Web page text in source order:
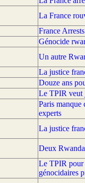
La France
France
Génocide
Un autre
La justice
Douze ans
Le TPIR veut
Paris manque
experts
La justice
Deux
Le TPIR pour
génocidaires